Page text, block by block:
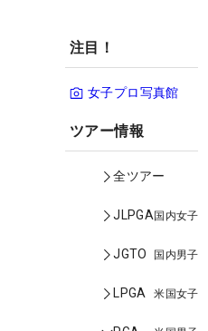
注目！
女子プロ写真館
ツアー情報
全ツアー
JLPGA国内女子
JGTO 国内男子
LPGA 米国女子